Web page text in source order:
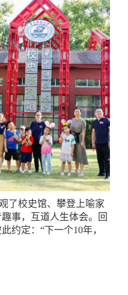
了校史馆、攀登上喻家
事，互道人生体会。回
约定：“下一个10年，